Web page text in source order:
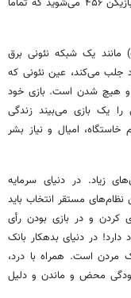
جهل دارد. چون شما با آگاهی و وجدان بیدار شبیه بازیکن ۴۵۶ می‌شوید که تماماً
مانند یک شبکه نئونی برق
جلب می‌کند، عین نئونی که
هیچ شدن است. بازی خود
را یک بازی می‌بیند زندگی
امیال و نیاز بشر
زیاد. در دنیای سرمایه
مستقر انتخاب باید
کردن و در بازی بودن رأی
در دنیای بدهکار بانک
مردن است. همراه با درد،
محض و ماندن و دلیل